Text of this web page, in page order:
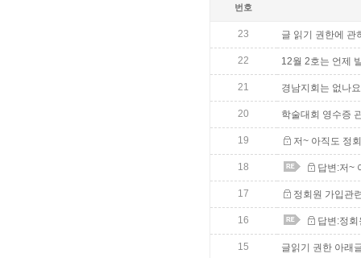
번호
23 글 읽기 권한에 관
22 12월 2호는 언제
21 경남지회는 없나
20 학술대회 영수증
19 저~ 아직도 정
18 답변:저~
17 정회원 가입관
16 답변:정
15 글읽기 권한 아래